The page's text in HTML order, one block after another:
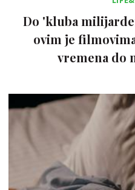
Do 'kluba
ovim je
vremena do